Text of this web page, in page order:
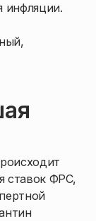
инфляции.
ставок ФРС,